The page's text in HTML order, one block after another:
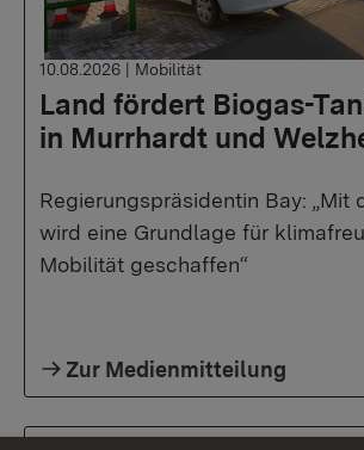
Land fördert Biogas-
in Murrhardt und
10.08.2026 | Mobilität
Regierungspräsidentin Bay: „Mit
wird eine Grundlage für
Mobilität geschaffen“
Zur Medienmitteilung